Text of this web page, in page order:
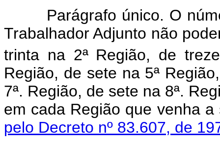
Parágrafo único. O
Trabalhador Adjunto não
trinta na 2ª Região, de
Região, de sete na 5ª
7ª. Região, de sete na 8ª.
em cada Região que
pelo Decreto nº 83.607, de